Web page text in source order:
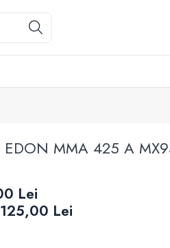
MMA 425 A
Lei
125,00 Lei